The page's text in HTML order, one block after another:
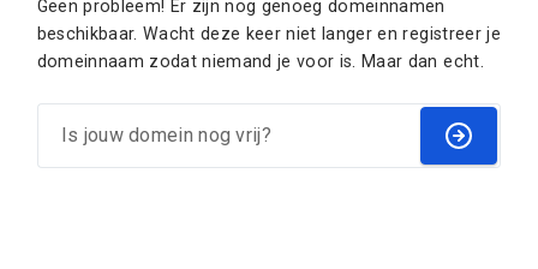
Geen probleem! Er zijn nog genoeg domeinnamen
beschikbaar. Wacht deze keer niet langer en registreer je
domeinnaam zodat niemand je voor is. Maar dan echt.